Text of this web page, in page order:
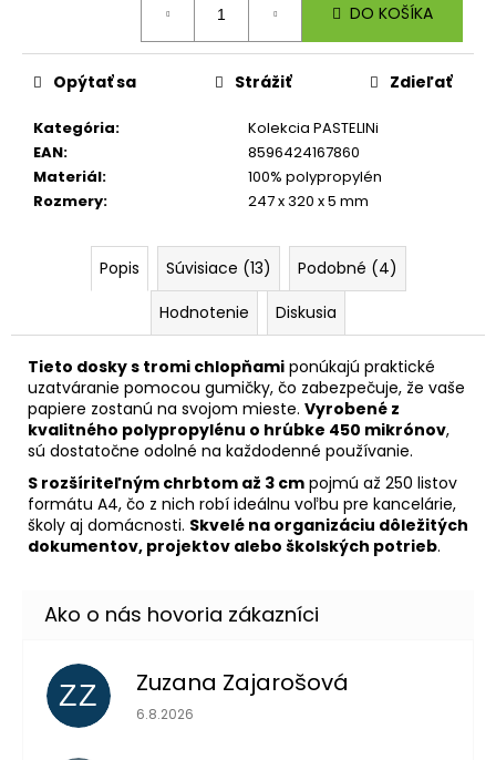
DO KOŠÍKA
Kategória:
Kolekcia PASTELINi
EAN:
8596424167860
Materiál:
100% polypropylén
Rozmery: 247 x 320 x 5 mm
Opýtať sa Strážiť Zdieľať
Popis Súvisiace (13)
Podobné (4)
Hodnotenie
Diskusia
Tieto dosky s tromi chlopňami ponúkajú praktické
uzatváranie pomocou gumičky, čo zabezpečuje, že vaše
papiere zostanú na svojom mieste. Vyrobené z
kvalitného polypropylénu o hrúbke 450 mikrónov,
sú dostatočne odolné na každodenné používanie.
S rozšíriteľným chrbtom až 3 cm pojmú až 250 listov
formátu A4, čo z nich robí ideálnu voľbu pre kancelárie,
školy aj domácnosti. Skvelé na organizáciu dôležitých
dokumentov, projektov alebo školských potrieb.
ZZ Zuzana Zajarošová
Hodnotenie obchodu je 5 z 5 hviezdičiek.
6.8.2026
m
e
ŠKOLSKÝ
SET
8-
DIELNY